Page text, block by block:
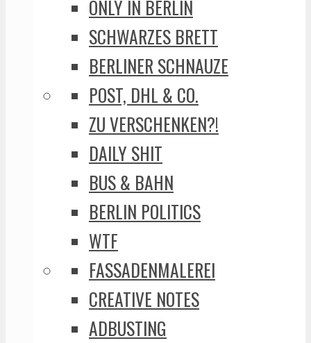
ONLY IN BERLIN
SCHWARZES BRETT
BERLINER SCHNAUZE
POST, DHL & CO.
ZU VERSCHENKEN?!
DAILY SHIT
BUS & BAHN
BERLIN POLITICS
WTF
FASSADENMALEREI
CREATIVE NOTES
ADBUSTING